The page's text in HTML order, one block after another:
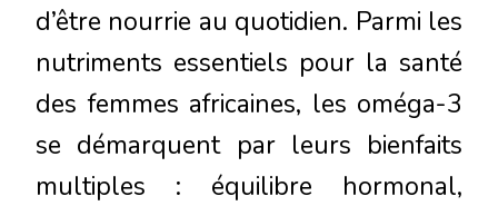
d’être nourrie au quotidien. Parmi les
nutriments essentiels pour la santé
des femmes africaines, les oméga-3
se démarquent par leurs bienfaits
multiples : équilibre hormonal,